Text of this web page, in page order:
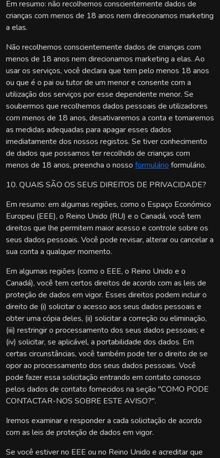
Em resumo: não recolhemos conscientemente dados de
crianças com menos de 18 anos nem direcionamos marketing
a elas.
Não recolhemos conscientemente dados de crianças com
menos de 18 anos nem direcionamos marketing a elas. Ao
usar os serviços, você declara que tem pelo menos 18 anos
ou que é o pai ou tutor de um menor e consente com a
utilização dos serviços por esse dependente menor. Se
soubermos que recolhemos dados pessoais de utilizadores
com menos de 18 anos, desativaremos a conta e tomaremos
as medidas adequadas para apagar esses dados
imediatamente dos nossos registos. Se tiver conhecimento
de dados que possamos ter recolhido de crianças com
menos de 18 anos, preencha o nosso formulário formulário.
10. QUAIS SÃO OS SEUS DIREITOS DE PRIVACIDADE?
Em resumo: em algumas regiões, como o Espaço Económico
Europeu (EEE), o Reino Unido (RU) e o Canadá, você tem
direitos que lhe permitem maior acesso e controle sobre os
seus dados pessoais. Você pode revisar, alterar ou cancelar a
sua conta a qualquer momento.
Em algumas regiões (como o EEE, o Reino Unido e o
Canadá), você tem certos direitos de acordo com as leis de
proteção de dados em vigor. Esses direitos podem incluir o
direito de (i) solicitar o acesso aos seus dados pessoais e
obter uma cópia deles, (ii) solicitar a correção ou eliminação,
(iii) restringir o processamento dos seus dados pessoais; e
(iv) solicitar, se aplicável, a portabilidade dos dados. Em
certas circunstâncias, você também pode ter o direito de se
opor ao processamento dos seus dados pessoais. Você
pode fazer essa solicitação entrando em contato conosco
pelos dados de contato fornecidos na seção "COMO PODE
CONTACTAR-NOS SOBRE ESTE AVISO?".
Iremos examinar e responder a cada solicitação de acordo
com as leis de proteção de dados em vigor.
Se você estiver no EEE ou no Reino Unido e acreditar que